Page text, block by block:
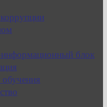
блок